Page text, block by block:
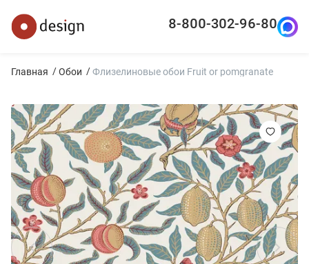
8-800-302-96-80
Главная Обои Флизелиновые обои Fruit or pomgranate